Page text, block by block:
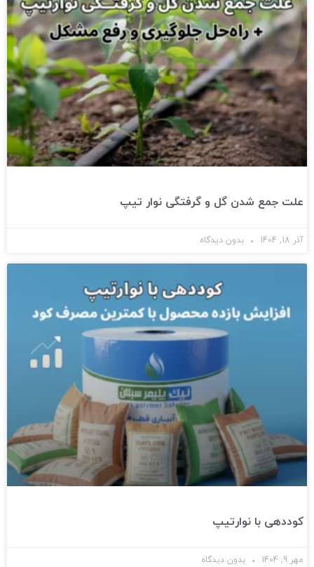
علت جمع شدن گل و گرفتگی نوار تیپ
آذر 18, 1404 بدون دیدگاه
کوددهی با نوارتیپ
مهر 9, 1404 بدون دیدگاه